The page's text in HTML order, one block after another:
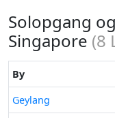
Solopgang
Singapore (8
By
Geylang